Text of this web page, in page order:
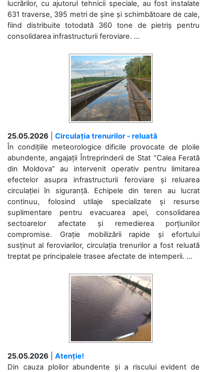
lucrărilor, cu ajutorul tehnicii speciale, au fost instalate
631 traverse, 395 metri de șine și schimbătoare de cale,
fiind distribuite totodată 360 tone de pietriș pentru
consolidarea infrastructurii feroviare. ...
25.05.2026
Circulația trenurilor - reluată
În condițiile meteorologice dificile provocate de ploile
abundente, angajații Întreprinderii de Stat “Calea Ferată
din Moldova” au intervenit operativ pentru limitarea
efectelor asupra infrastructurii feroviare și reluarea
circulației în siguranță. Echipele din teren au lucrat
continuu, folosind utilaje specializate și resurse
suplimentare pentru evacuarea apei, consolidarea
sectoarelor afectate și remedierea porțiunilor
compromise. Grație mobilizării rapide și efortului
susținut al feroviarilor, circulația trenurilor a fost reluată
treptat pe principalele trasee afectate de intemperii. ...
25.05.2026
Atenție!
Din cauza ploilor abundente și a riscului evident de